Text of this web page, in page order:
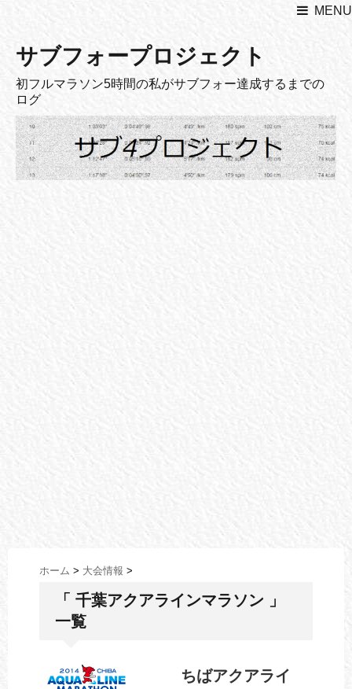
MENU
サブフォープロジェクト
初フルマラソン5時間の私がサブフォー達成するまでの
ログ
ホーム > 大会情報 >
「 千葉アクアラインマラソン 」
一覧
ちばアクアライ